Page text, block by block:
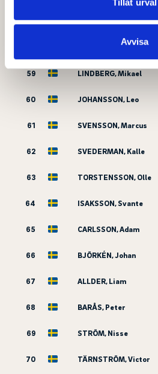
Avvisa
57 GRÖNHAGEN, Isac
FORSSTRÖM, Simon
59 LINDBERG, Mikael
60 JOHANSSON, Leo
61 SVENSSON, Marcus
62 SVEDERMAN, Kalle
63 TORSTENSSON, Olle
64 ISAKSSON, Svante
65 CARLSSON, Adam
66 BJÖRKÉN, Johan
67 ALLDER, Liam
68 BARÅS, Peter
69 STRÖM, Nisse
70 TÄRNSTRÖM, Victor